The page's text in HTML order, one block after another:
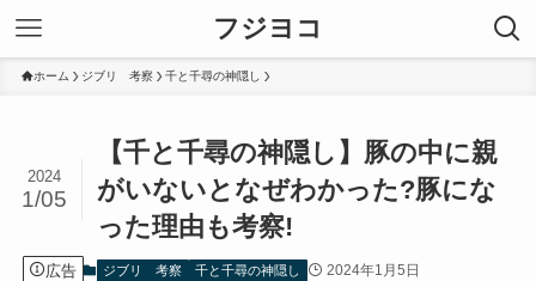
フジヨコ
ホーム ジブリ 考察 千と千尋の神隠し
【千と千尋の神隠し】豚の中に親
がいないとなぜわかった?豚にな
った理由も考察!
2024
1/05
広告 ジブリ 考察 千と千尋の神隠し 2024年1月5日